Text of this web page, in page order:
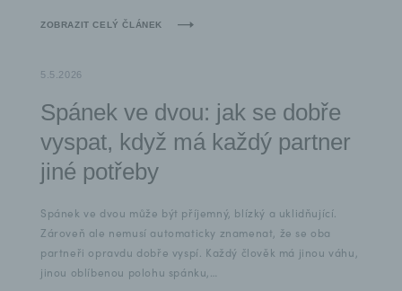
ZOBRAZIT CELÝ ČLÁNEK
Spánek ve dvou: jak se dobře
vyspat, když má každý partner
jiné potřeby
5.5.2026
Spánek ve dvou může být příjemný, blízký a uklidňující.
Zároveň ale nemusí automaticky znamenat, že se oba
partneři opravdu dobře vyspí. Každý člověk má jinou váhu,
jinou oblíbenou polohu spánku,…